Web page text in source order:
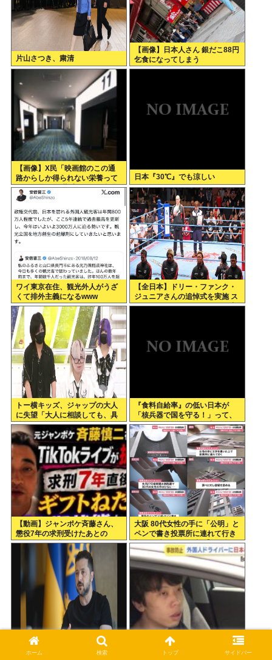
片山さつき、粛清
【画像】日本人さん 銀だこ88円
乞食になってしまう
【画像】X民「映画館のこの通
路からしか得られない栄養って
あると思う」 共感できると話題
にwww
日本『30℃』でも涼しい
ワイ東京在住、観光外人がうざ
くて排外主義になるwww
【全日本】ドリー・ファンク・
ジュニアさんの追悼式を実施 ス
ピニング・トー・ホールドも流
トー横キッズ、ジャップの大人
に失望「大人に相談しても、具
体的に何もしてくれない。結果
的に傷つく。福祉は自由が奪わ
れる」
『食料自給率』の低い日本が
「核兵器で国を守る！」って、
頭おかしくね？食べ物止められ
たら終わりじゃん
【動画】ジャンポケ斉藤さん、
懲役7年の求刑受けたあとの
TikTokライブ配信がヤバすぎる
と話題にwww
大阪 80代女性の手に「公明」と
ペンで書き投票所に連れて行き
投票干渉 60女を送検【いさ酒
場】
ゼレンスキー「北朝鮮がロシア
を支援しているのだから韓国も
中国人アメリカ人「えっ！？ジ
ャップって赤信号で右折できな
ホーム 検索 トップ サイドバー